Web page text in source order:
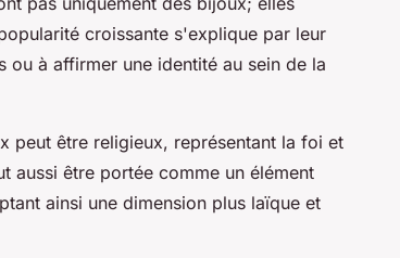
croissante s'explique par leur
à affirmer une identité au sein de la
peut être religieux, représentant la foi et
aussi être portée comme un élément
ainsi une dimension plus laïque et